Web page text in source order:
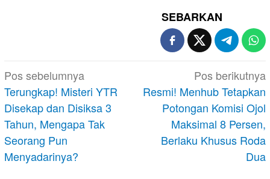
SEBARKAN
Navigasi
pos
Pos sebelumnya
Terungkap! Misteri YTR
Disekap dan Disiksa 3
Tahun, Mengapa Tak
Seorang Pun
Menyadarinya?
Pos berikutnya
Resmi! Menhub Tetapkan
Potongan Komisi Ojol
Maksimal 8 Persen,
Berlaku Khusus Roda
Dua